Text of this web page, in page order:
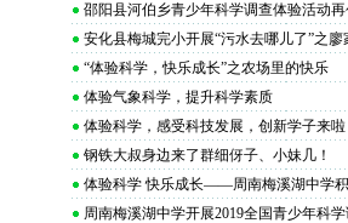
邵阳县河伯乡青少年科学调查体验活动
安化县梅城完小开展“污水去哪儿了”之
“体验科学，快乐成长”之农场里的快乐
体验气象科学，提升科学素质
体验科学，感受科技发展，创新学子来
钢铁大叔身边来了群细伢子、小妹几！
体验科学 快乐成长——周南梅溪湖中学
周南梅溪湖中学开展2019全国青少年科